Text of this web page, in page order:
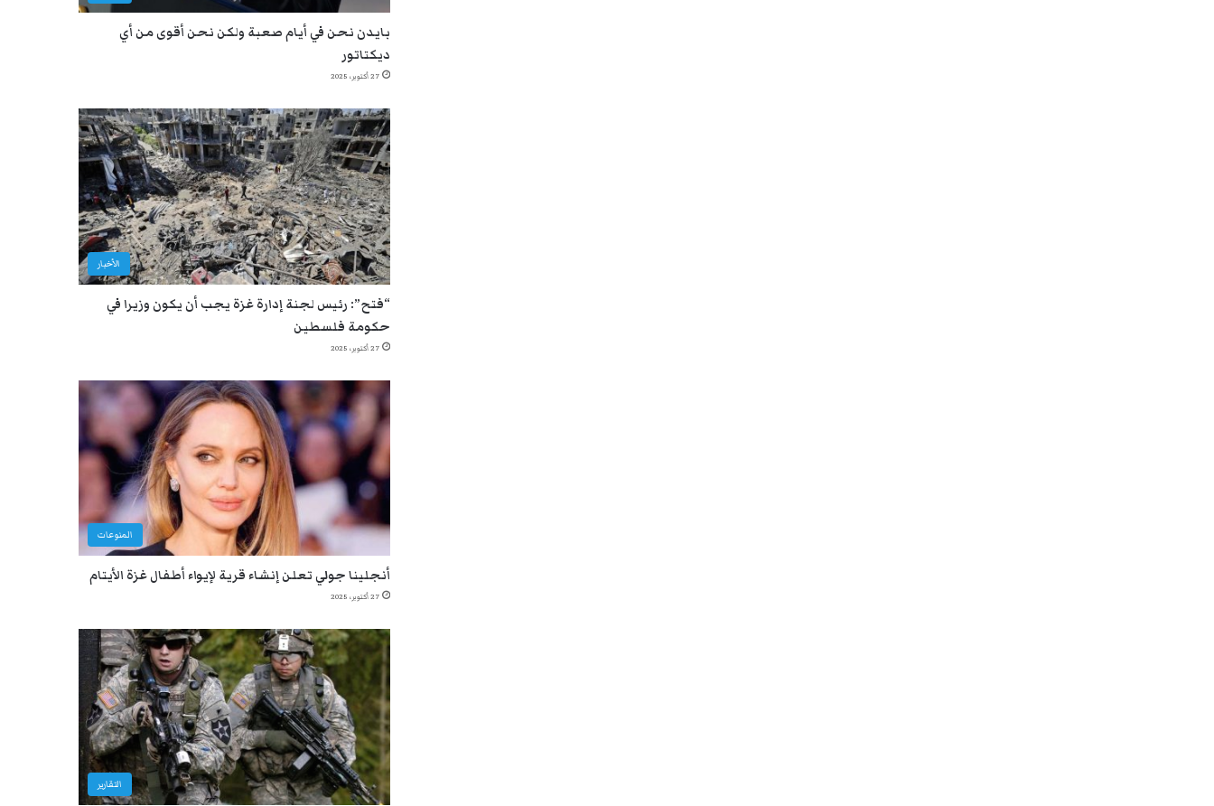
بايدن نحن في أيام صعبة ولكن نحن أقوى من أي
ديكتاتور
27 أكتوبر، 2025
الأخبار
“فتح”: رئيس لجنة إدارة غزة يجب أن يكون وزيرا في
حكومة فلسطين
27 أكتوبر، 2025
المنوعات
أنجلينا جولي تعلن إنشاء قرية لإيواء أطفال غزة الأيتام
27 أكتوبر، 2025
التقارير